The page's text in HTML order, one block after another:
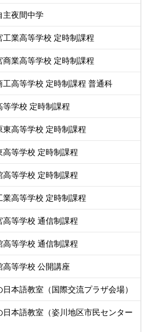
主夜間中学
工業高等学校 定時制課程
商業高等学校 定時制課程
工高等学校 定時制課程 普通科
等学校 定時制課程
東高等学校 定時制課程
高等学校 定時制課程
高等学校 定時制課程
業高等学校 定時制課程
高等学校 通信制課程
高等学校 通信制課程
高等学校 公開講座
本語教室（国際交流プラザ会場）
日本語教室（姿川地区市民センター